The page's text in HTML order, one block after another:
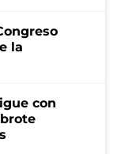
la
con